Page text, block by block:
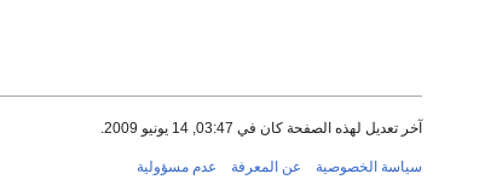
آخر تعديل لهذه الصفحة كان في 03:47, 14 يونيو 2009.
سياسة الخصوصية عن المعرفة عدم مسؤولية